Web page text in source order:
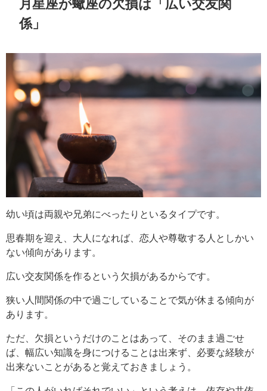
月星座が蠍座の欠損は「広い交友関
係」
幼い頃は両親や兄弟にべったりといるタイプです。
思春期を迎え、大人になれば、恋人や尊敬する人としかい
ない傾向があります。
広い交友関係を作るという欠損があるからです。
狭い人間関係の中で過ごしていることで気が休まる傾向が
あります。
ただ、欠損というだけのことはあって、そのまま過ごせ
ば、幅広い知識を身につけることは出来ず、必要な経験が
出来ないことがあると覚えておきましょう。